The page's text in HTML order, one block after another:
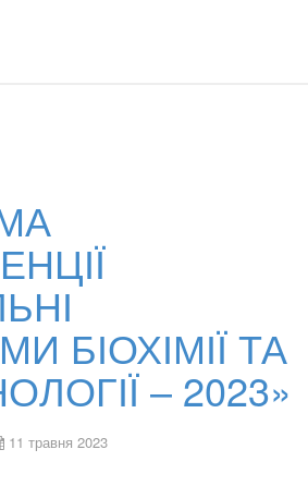
БІОХІМІЇ ТА
– 2023»
11 травня 2023